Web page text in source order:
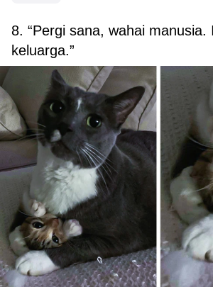
8. “Pergi sana, wahai manusia.
keluarga.”